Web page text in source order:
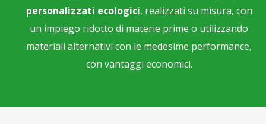
personalizzati ecologici, realizzati su misura, con
un impiego ridotto di materie prime o utilizzando
materiali alternativi con le medesime performance,
con vantaggi economici.